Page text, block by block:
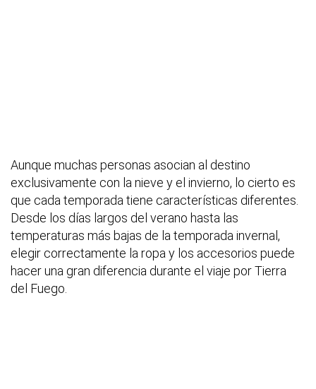
Aunque muchas personas asocian al destino
exclusivamente con la nieve y el invierno, lo cierto es
que cada temporada tiene características diferentes.
Desde los días largos del verano hasta las
temperaturas más bajas de la temporada invernal,
elegir correctamente la ropa y los accesorios puede
hacer una gran diferencia durante el viaje por Tierra
del Fuego.